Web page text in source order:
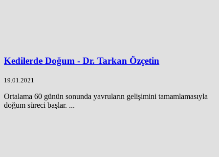
Kedilerde Doğum - Dr. Tarkan Özçetin
19.01.2021
Ortalama 60 günün sonunda yavruların gelişimini tamamlamasıyla
doğum süreci başlar. ...